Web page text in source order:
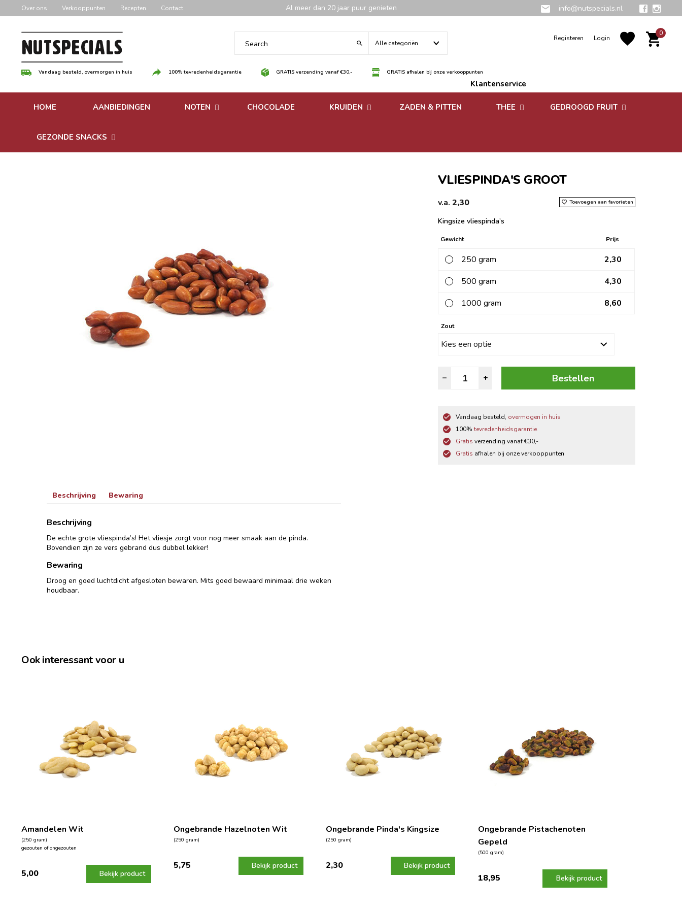
naar
inhoud
Over ons Verkooppunten Recepten Contact Al meer dan 20 jaar puur genieten info@nutspecials.nl
Alle categoriën
0
Registeren Login
Vandaag besteld, overmorgen in huis 100% tevredenheidsgarantie GRATIS verzending vanaf €30,- GRATIS afhalen bij onze verkooppunten
Klantenservice
HOME AANBIEDINGEN NOTEN
Ongebrande noten
CHOCOLADE KRUIDEN
Kruidenmixen zonder
ZADEN & PITTEN THEE
Kruidenthee
Rooibos thee
Witte thee
Thee accessoires
GEDROOGD FRUIT
Superfoods
GEZONDE SNACKS
VLIESPINDA'S GROOT
v.a. 2,30 Toevoegen aan favorieten
Kingsize vliespinda’s
Gewicht Prijs
250 gram
500 gram
1000 gram
2,30
4,30
8,60
Zout
–
Vliespinda's
Groot
+ Bestellen
Vandaag besteld, overmogen in huis
100%tevredenheidsgarantie
Gratis verzending vanaf €30,-
Gratis afhalen bij onze verkooppunten
Beschrijving Bewaring
Beschrijving
De echte grote vliespinda’s! Het vliesje zorgt voor nog meer smaak aan de pinda.
Bovendien zijn ze vers gebrand dus dubbel lekker!
Bewaring
Droog en goed luchtdicht afgesloten bewaren. Mits goed bewaard minimaal drie weken
houdbaar.
Ook interessant voor u
Amandelen Wit
(250 gram)
gezouten of ongezouten
5,00 Bekijk product
Ongebrande Hazelnoten Wit
(250 gram)
5,75 Bekijk product
Ongebrande Pinda's Kingsize
(250 gram)
2,30 Bekijk product
Ongebrande Pistachenoten
Gepeld
(500 gram)
18,95 Bekijk product